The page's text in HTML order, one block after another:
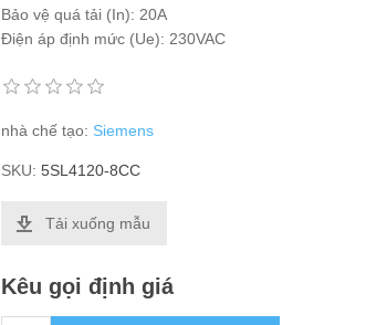
Bảo vệ quá tải (In): 20A
Điện áp định mức (Ue): 230VAC
nhà chế tạo: Siemens
SKU: 5SL4120-8CC
Tải xuống mẫu
Kêu gọi định giá